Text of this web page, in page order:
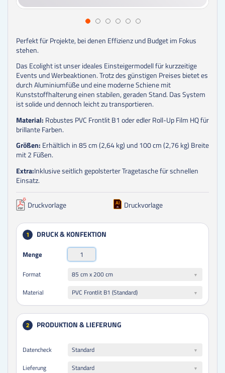
Perfekt für Projekte, bei denen Effizienz und Budget im Fokus
stehen.
Das Ecolight ist unser ideales Einsteigermodell für kurzzeitige
Events und Werbeaktionen. Trotz des günstigen Preises bietet es
durch Aluminiumfüße und eine moderne Schiene mit
Kunststoffhalterung einen stabilen, geraden Stand. Das System
ist solide und dennoch leicht zu transportieren.
Material: Robustes PVC Frontlit B1 oder edler Roll-Up Film HQ für
brillante Farben.
Größen: Erhältlich in 85 cm (2,64 kg) und 100 cm (2,76 kg) Breite
mit 2 Füßen.
Extra:Inklusive seitlich gepolsterter Tragetasche für schnellen
Einsatz.
Druckvorlage Druckvorlage
1 DRUCK & KONFEKTION
Menge
Format
85 cm x 200 cm
Material
PVC Frontlit B1 (Standard)
2 PRODUKTION & LIEFERUNG
Datencheck
Standard
Lieferung
Standard